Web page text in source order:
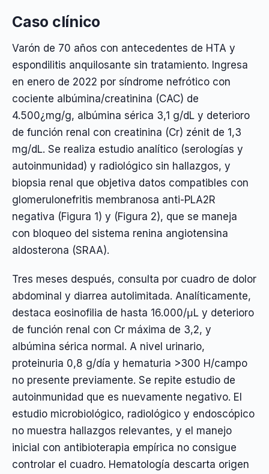
Caso clínico
Varón de 70 años con antecedentes de HTA y
espondilitis anquilosante sin tratamiento. Ingresa
en enero de 2022 por síndrome nefrótico con
cociente albúmina/creatinina (CAC) de
4.500¿mg/g, albúmina sérica 3,1 g/dL y deterioro
de función renal con creatinina (Cr) zénit de 1,3
mg/dL. Se realiza estudio analítico (serologías y
autoinmunidad) y radiológico sin hallazgos, y
biopsia renal que objetiva datos compatibles con
glomerulonefritis membranosa anti-PLA2R
negativa (Figura 1) y (Figura 2), que se maneja
con bloqueo del sistema renina angiotensina
aldosterona (SRAA).
Tres meses después, consulta por cuadro de dolor
abdominal y diarrea autolimitada. Analíticamente,
destaca eosinofilia de hasta 16.000/μL y deterioro
de función renal con Cr máxima de 3,2, y
albúmina sérica normal. A nivel urinario,
proteinuria 0,8 g/día y hematuria >300 H/campo
no presente previamente. Se repite estudio de
autoinmunidad que es nuevamente negativo. El
estudio microbiológico, radiológico y endoscópico
no muestra hallazgos relevantes, y el manejo
inicial con antibioterapia empírica no consigue
controlar el cuadro. Hematología descarta origen